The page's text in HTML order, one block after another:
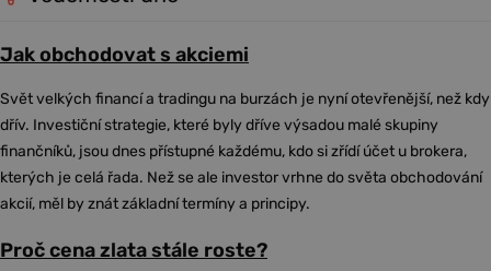
Jak obchodovat s akciemi
Svět velkých financí a tradingu na burzách je nyní otevřenější, než kdy
dřív. Investiční strategie, které byly dříve výsadou malé skupiny
finančníků, jsou dnes přístupné každému, kdo si zřídí účet u brokera,
kterých je celá řada. Než se ale investor vrhne do světa obchodování
akcií, měl by znát základní termíny a principy.
Proč cena zlata stále roste?